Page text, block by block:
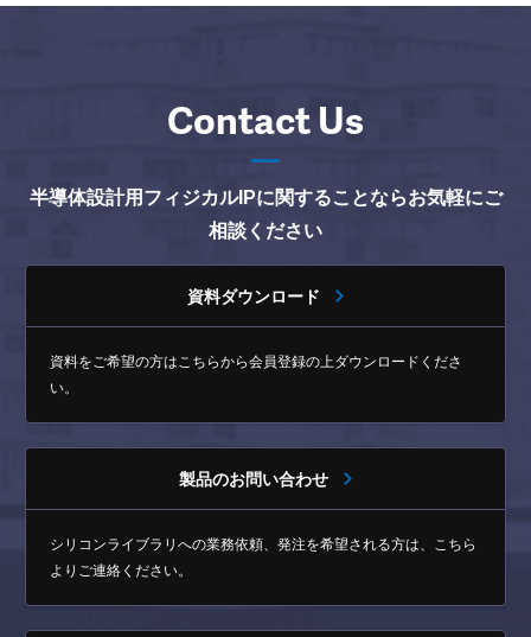
Contact Us
半導体設計用フィジカルIPに関することならお気軽にご
相談ください
資料ダウンロード
資料をご希望の方はこちらから会員登録の上ダウンロードくださ
い。
製品のお問い合わせ
シリコンライブラリへの業務依頼、発注を希望される方は、 こちら
よりご連絡ください。